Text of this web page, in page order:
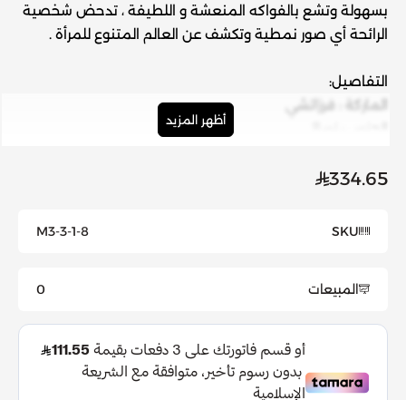
بسهولة وتشع بالفواكه المنعشة و اللطيفة ، تدحض شخصية
الرائحة أي صور نمطية وتكشف عن العالم المتنوع للمرأة .
التفاصيل:
الماركة
: فرزاتشي
شخصية عطرك
الحجم: 100 مل
الياسمين، الخوخ، الباتشولي، الأخشاب البيضاء الناعمة، المسك.
النوتات العُليا: شربات الكشمش الأسود، تفاح جراني.
أظهر المزيد
334.65
SKU
M3-3-1-8
المبيعات 0